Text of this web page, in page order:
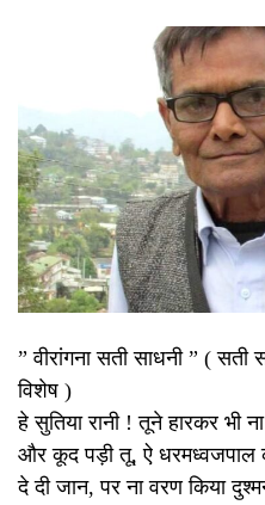
” वीरांगना सती साधनी ” (
विशेष )
हे सुतिया रानी ! तूने हारकर भी
और कूद पड़ी तू, ऐ धरमध्वजपाल
दे दी जान, पर ना वरण किया